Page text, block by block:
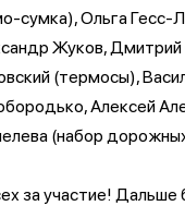
сумка), Ольга Гесс-
Жуков, Дмитрий
(термосы),
Алексей
(набор
за участие!